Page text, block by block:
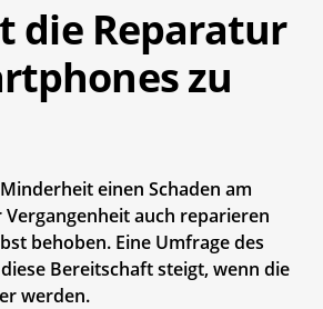
die Reparatur
zu
einen Schaden am
auch reparieren
behoben. Eine Umfrage des
Bereitschaft steigt, wenn die
werden.